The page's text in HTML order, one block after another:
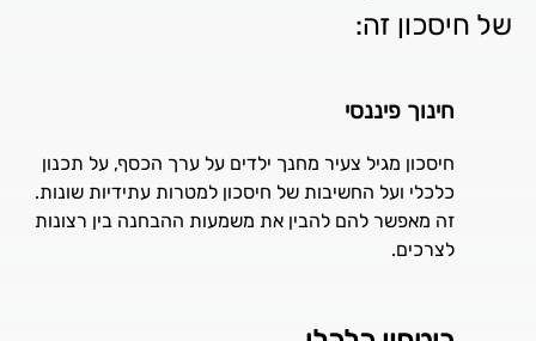
של חיסכון זה:
חינוך פיננסי
חיסכון מגיל צעיר מחנך ילדים על ערך הכסף, על תכנון
כלכלי ועל החשיבות של חיסכון למטרות עתידיות שונות.
זה מאפשר להם להבין את משמעות ההבחנה בין רצונות
לצרכים.